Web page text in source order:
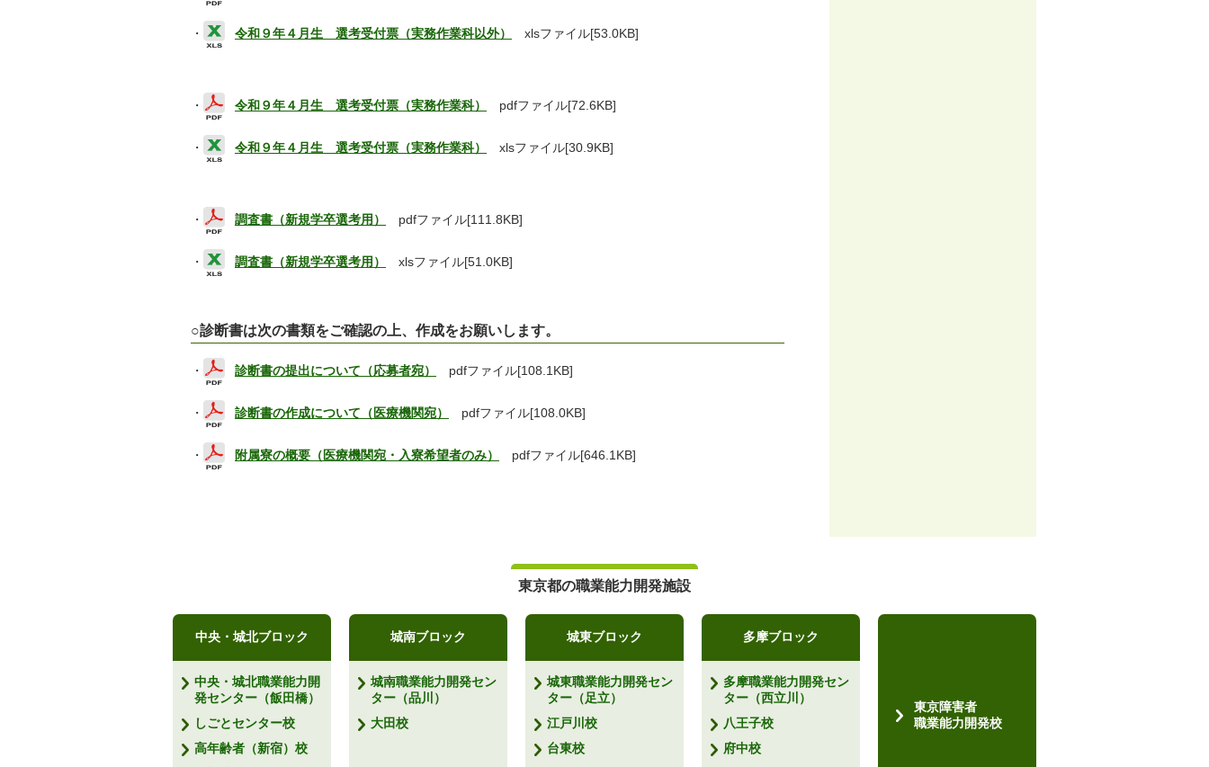
・ 令和９年４月生 選考受付票（実務作業科以外） xlsファイル[53.0KB]
・ 令和９年４月生 選考受付票（実務作業科） pdfファイル[72.6KB]
・ 令和９年４月生 選考受付票（実務作業科） xlsファイル[30.9KB]
・ 調査書（新規学卒選考用） pdfファイル[111.8KB]
・ 調査書（新規学卒選考用） xlsファイル[51.0KB]
○診断書は次の書類をご確認の上、作成をお願いします。
・ 診断書の提出について（応募者宛） pdfファイル[108.1KB]
・ 診断書の作成について（医療機関宛） pdfファイル[108.0KB]
・ 附属寮の概要（医療機関宛・入寮希望者のみ） pdfファイル[646.1KB]
東京都の職業能力開発施設
中央・城北ブロック
中央・城北職業能力開
発センター（飯田橋）
しごとセンター校
高年齢者（新宿）校
城南ブロック
城南職業能力開発セン
ター（品川）
大田校
城東ブロック
城東職業能力開発セン
ター（足立）
江戸川校
台東校
多摩ブロック
多摩職業能力開発セン
ター（西立川）
八王子校
府中校
東京障害者
職業能力開発校